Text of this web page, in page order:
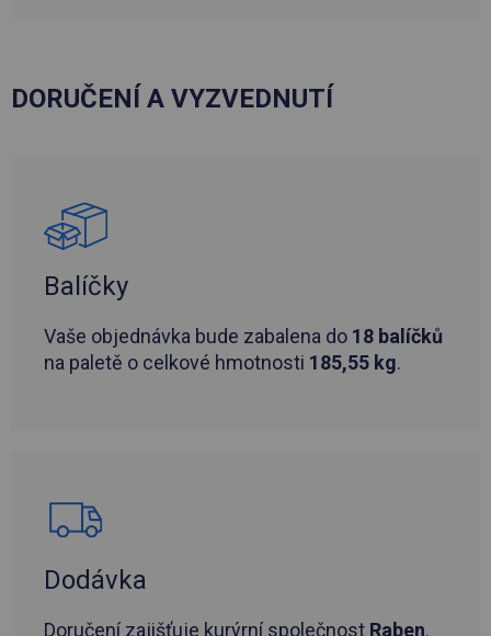
DORUČENÍ A VYZVEDNUTÍ
Balíčky
Vaše objednávka bude zabalena do 18 balíčků
na paletě o celkové hmotnosti 185,55 kg.
Dodávka
Doručení zajišťuje kurýrní společnost Raben.